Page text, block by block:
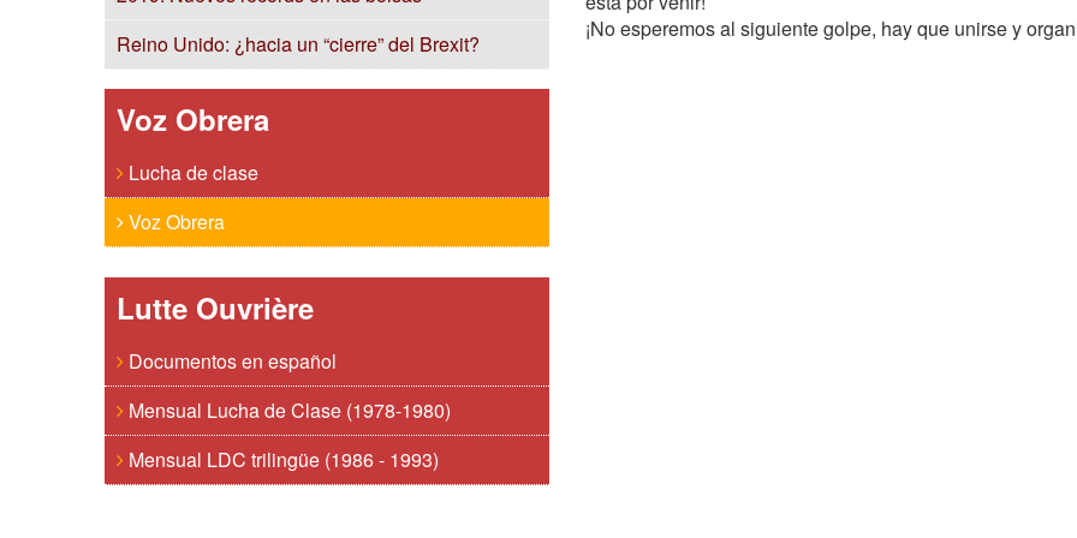
Reino Unido: ¿hacia un “cierre” del Brexit?
Voz Obrera
Lucha de clase
Voz Obrera
Lutte Ouvrière
Documentos en español
Mensual Lucha de Clase (1978-1980)
Mensual LDC trilingüe (1986 - 1993)
¡No esperemos al siguiente golpe, hay que unirse y